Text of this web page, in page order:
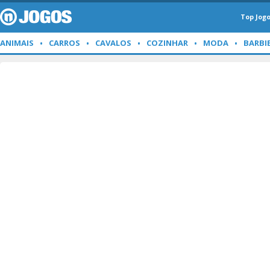
Top
ANIMAIS CARROS CAVALOS COZINHAR MODA